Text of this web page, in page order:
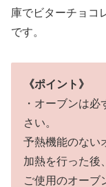
庫でビターチョコ
です。
《ポイント》
・オーブンは
さい。
予熱機能のない
加熱を行った後
ご使用のオーブ